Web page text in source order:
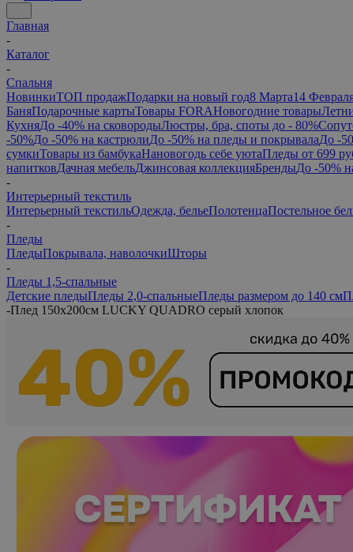
Главная
-
Каталог
-
Спальня
НовинкиТОП продажПодарки на новый год8 Марта14
БаняПодарочные картыТовары FORAНовогодние товары
КухняДо -40% на сковородыЛюстры, бра, споты до - 80%
-50%До -50% на кастрюлиДо -50% на пледы и покрывалаДо -
сумкиТовары из бамбукаНановогодь себе уютаПледы от 699
напитковДачная мебельДжинсовая коллекцияБрендыДо -50%
-
Интерьерный текстиль
Интерьерный текстильОдежда, бельеПолотенцаПостельное
-
Пледы
ПледыПокрывала, наволочкиШторы
-
Пледы 1,5-спальные
Детские пледыПледы 2,0-спальныеПледы размером до 140 см
-Плед 150х200см LUCKY QUADRO серый хлопок